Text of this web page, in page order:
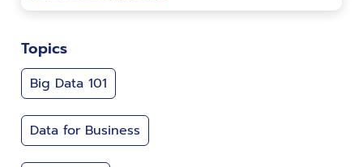
Topics
Big Data 101
Data for Business